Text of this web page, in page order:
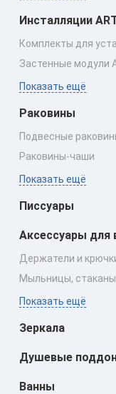
Инсталляции
Комплекты для
Застенные модули
Показать ещё
Раковины
Подвесные
Раковины‑чаши
Показать ещё
Писсуары
Аксессуары для
Держатели и
Мыльницы,
Показать ещё
Зеркала
Душевые
Ванны